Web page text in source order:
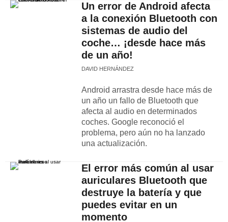
Un error de Android afecta
a la conexión Bluetooth con
sistemas de audio del
coche… ¡desde hace más
de un año!
DAVID HERNÁNDEZ
Android arrastra desde hace más de
un año un fallo de Bluetooth que
afecta al audio en determinados
coches. Google reconoció el
problema, pero aún no ha lanzado
una actualización.
El error más común al usar
auriculares Bluetooth que
destruye la batería y que
puedes evitar en un
momento